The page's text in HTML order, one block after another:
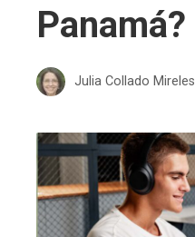
Panamá?
Julia Collado Mireles